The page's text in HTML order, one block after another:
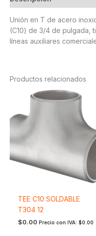
Unión en T de acero
(C10) de 3/4 de pulgada,
líneas auxiliares
Productos relacionados
TEE C10 SOLDABLE
T304 12
$0.00 Precio con IVA: $0.00